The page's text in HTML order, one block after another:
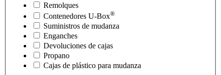
Remolques
Contenedores U-Box®
Suministros de mudanza
Enganches
Devoluciones de cajas
Propano
Cajas de plástico para mudanza